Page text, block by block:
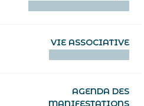
VIE ASSOCIATIVE
AGENDA DES
MANIFESTATIONS